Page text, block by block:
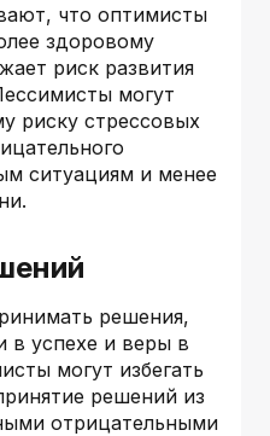
что оптимисты
здоровому
риск развития
могут
риску стрессовых
ситуациям и менее
решения,
в успехе и веры в
могут избегать
решений из
отрицательными